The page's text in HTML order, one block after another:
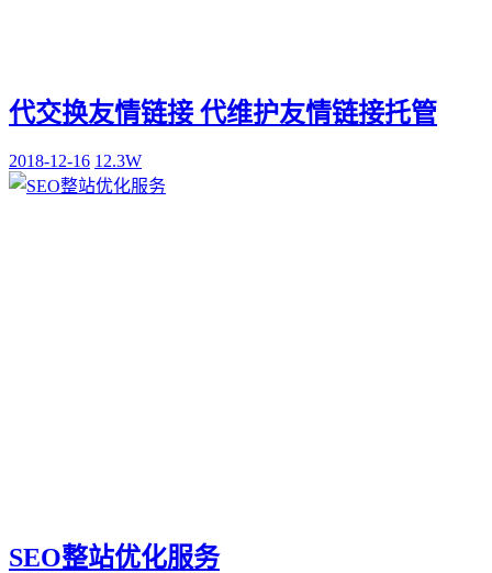
代交换友情链接 代维护友情链接托管
2018-12-16 12.3W
SEO整站优化服务